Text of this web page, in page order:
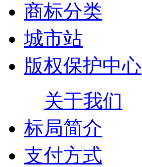
商标分类
城市站
版权保护中心
关于我们
标局简介
支付方式